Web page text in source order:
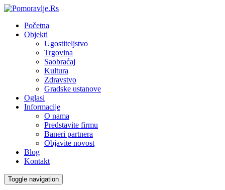
Početna
Objekti
Ugostiteljstvo
Trgovina
Saobraćaj
Kultura
Zdravstvo
Gradske ustanove
Oglasi
Informacije
O nama
Predstavite firmu
Baneri partnera
Objavite novost
Blog
Kontakt
Toggle navigation